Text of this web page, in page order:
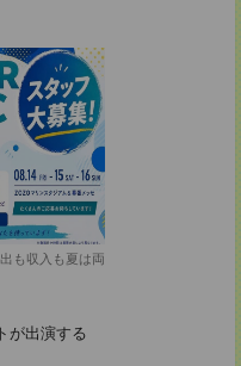
も収入も夏は両
が出演する